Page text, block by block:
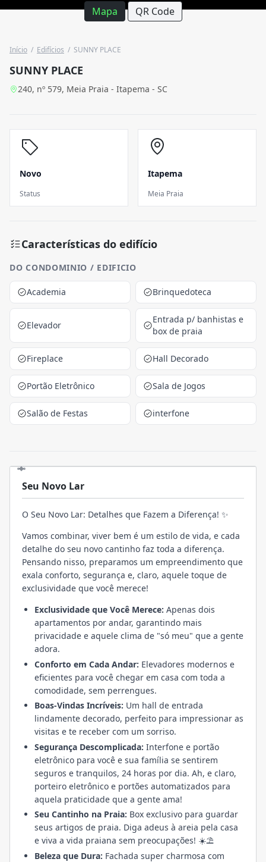
Mapa QR Code
Início / Edifícios / SUNNY PLACE
SUNNY PLACE
240, nº 579, Meia Praia - Itapema - SC
Novo
Status
Itapema
Meia Praia
Características do edifício
DO CONDOMINIO / EDIFICIO
Academia Brinquedoteca
Elevador
Entrada p/ banhistas e
box de praia
Fireplace Hall Decorado
Portão Eletrônico Sala de Jogos
Salão de Festas interfone
Seu Novo Lar
O Seu Novo Lar: Detalhes que Fazem a Diferença! ✨
Vamos combinar, viver bem é um estilo de vida, e cada
detalhe do seu novo cantinho faz toda a diferença.
Pensando nisso, preparamos um empreendimento que
exala conforto, segurança e, claro, aquele toque de
exclusividade que você merece!
Exclusividade que Você Merece: Apenas dois
apartamentos por andar, garantindo mais
privacidade e aquele clima de "só meu" que a gente
adora.
Conforto em Cada Andar: Elevadores modernos e
eficientes para você chegar em casa com toda a
comodidade, sem perrengues.
Boas-Vindas Incríveis: Um hall de entrada
lindamente decorado, perfeito para impressionar as
visitas e te receber com um sorriso.
Segurança Descomplicada: Interfone e portão
eletrônico para você e sua família se sentirem
seguros e tranquilos, 24 horas por dia. Ah, e claro,
porteiro eletrônico e portões automatizados para
aquela praticidade que a gente ama!
Seu Cantinho na Praia: Box exclusivo para guardar
seus artigos de praia. Diga adeus à areia pela casa
e viva a vida praiana sem preocupações! ☀️⛱️
Beleza que Dura: Fachada super charmosa com